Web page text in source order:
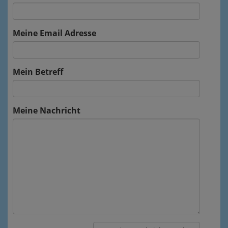
Meine Email Adresse
Mein Betreff
Meine Nachricht